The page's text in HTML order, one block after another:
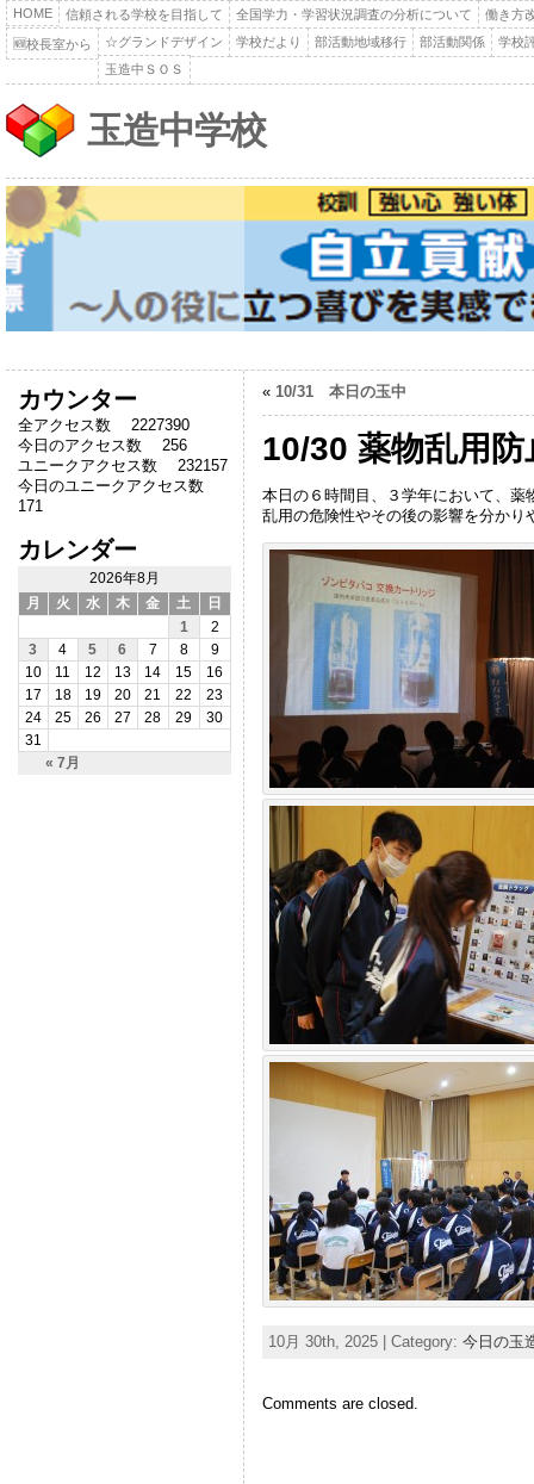
HOME 信頼される学校を目指して 全国学力・学習状況調査の分析について 働き方
🆕校長室から ☆グランドデザイン 学校だより 部活動地域移行 部活動関係
学校
玉造中ＳＯＳ
玉造中学校
カウンター
全アクセス数 2227390
今日のアクセス数 256
ユニークアクセス数 232157
今日のユニークアクセス数
171
カレンダー
2026年8月
月
火 水 木 金 土 日
« 7月
1
2
3
4 5 6 7 8
9
10
11 12 13 14 15
16
17
18 19 20 21 22
23
24
25 26 27 28 29
30
31
« 10/31 本日の玉中
10/30 薬物乱用防
本日の６時間目、３学年において、
乱用の危険性やその後の影響を分かり
10月 30th, 2025 | Category: 今日の玉
Comments are closed.